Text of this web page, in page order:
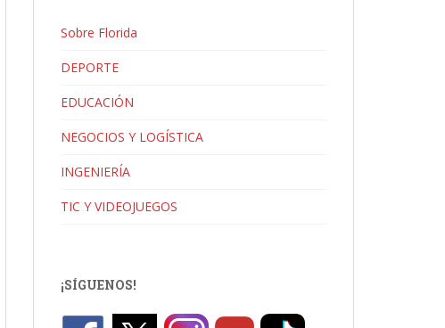
Sobre Florida
DEPORTE
EDUCACIÓN
NEGOCIOS Y LOGÍSTICA
INGENIERÍA
TIC Y VIDEOJUEGOS
¡SÍGUENOS!